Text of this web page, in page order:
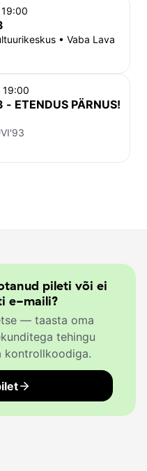
• Vaba Lava
19:00
- ETENDUS PÄRNUS!
pileti või ei
e-maili?
— taasta oma
tehingu
kontrollkoodiga.